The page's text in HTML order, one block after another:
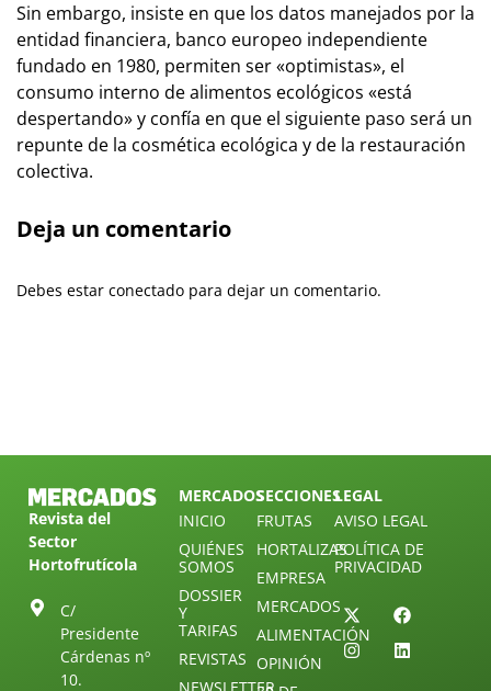
Sin embargo, insiste en que los datos manejados por la
entidad financiera, banco europeo independiente
fundado en 1980, permiten ser «optimistas», el
consumo interno de alimentos ecológicos «está
despertando» y confía en que el siguiente paso será un
repunte de la cosmética ecológica y de la restauración
colectiva.
Deja un comentario
Debes estar conectado para dejar un comentario.
Revista del
Sector
Hortofrutícola
C/
Presidente
Cárdenas nº
10.
MERCADOS
INICIO
QUIÉNES
SOMOS
DOSSIER
Y
TARIFAS
REVISTAS
SECCIONES
FRUTAS
HORTALIZAS
EMPRESA
MERCADOS
ALIMENTACIÓN
OPINIÓN
LEGAL
AVISO LEGAL
POLÍTICA DE
PRIVACIDAD